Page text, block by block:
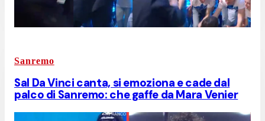
Sanremo
Sal Da Vinci canta, si emoziona e cade dal
palco di Sanremo: che gaffe da Mara Venier